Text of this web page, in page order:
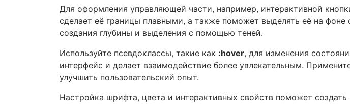
Для оформления управляющей части, например, интерактивной
сделает её границы плавными, а также поможет выделять её на фоне
создания глубины и выделения с помощью теней.
Используйте псевдоклассы, такие как :hover, для изменения
интерфейс и делает взаимодействие более увлекательным.
улучшить пользовательский опыт.
Настройка шрифта, цвета и интерактивных свойств поможет